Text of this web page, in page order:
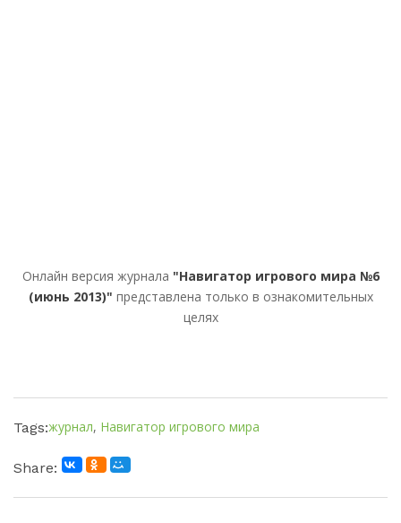
Онлайн версия журнала "Навигатор игрового мира №6
(июнь 2013)" представлена только в ознакомительных
целях
Tags:журнал, Навигатор игрового мира
Share: